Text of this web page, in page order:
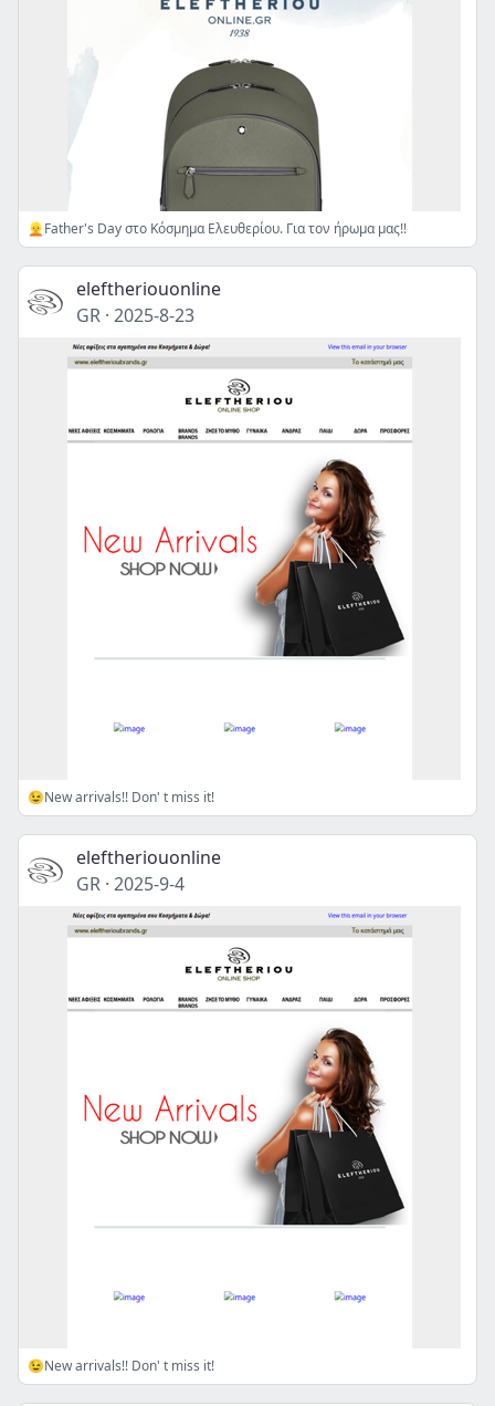
👱Father's Day στο Κόσμημα Ελευθερίου. Για τον ήρωμα μας!!
eleftheriouonline
GR · 2025-8-23
😉New arrivals!! Don' t miss it!
eleftheriouonline
GR · 2025-9-4
😉New arrivals!! Don' t miss it!